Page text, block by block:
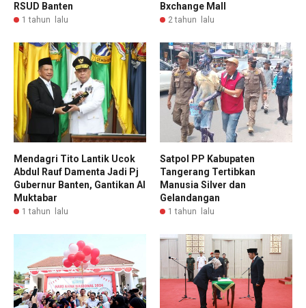
RSUD Banten
1 tahun lalu
Bxchange Mall
2 tahun lalu
Mendagri Tito Lantik Ucok
Abdul Rauf Damenta Jadi Pj
Gubernur Banten, Gantikan Al
Muktabar
1 tahun lalu
Satpol PP Kabupaten
Tangerang Tertibkan
Manusia Silver dan
Gelandangan
1 tahun lalu